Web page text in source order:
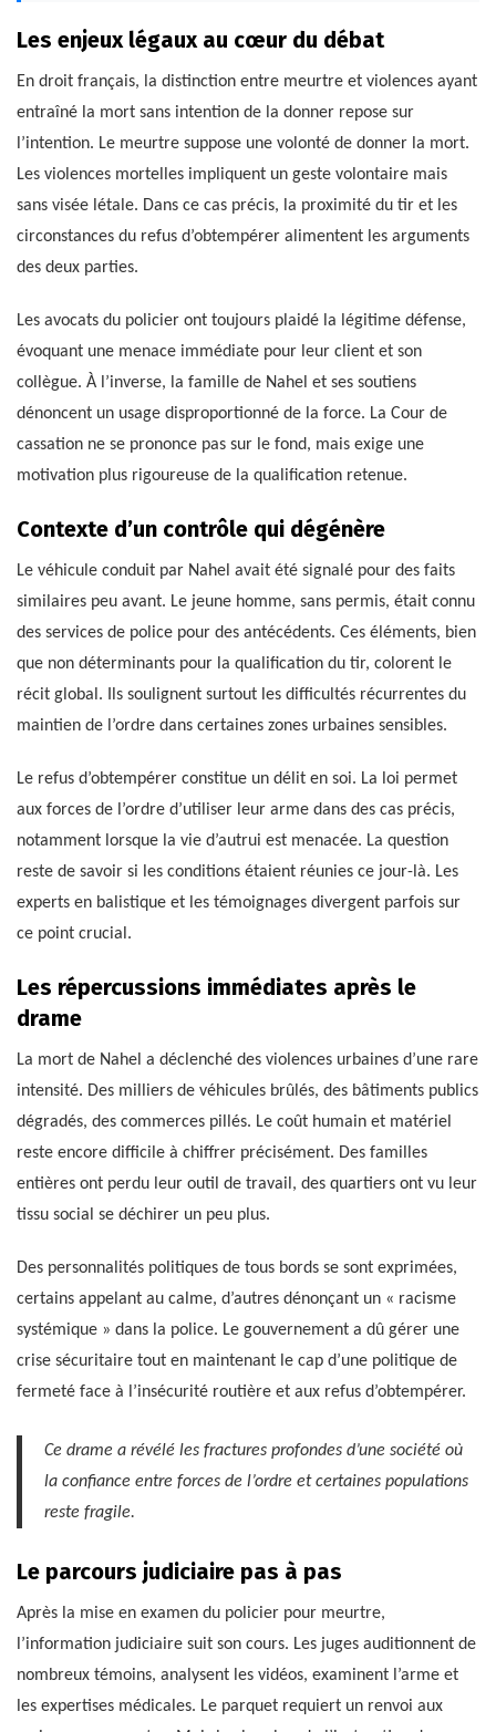
Les enjeux légaux au cœur du débat
En droit français, la distinction entre meurtre et violences ayant
entraîné la mort sans intention de la donner repose sur
l’intention. Le meurtre suppose une volonté de donner la mort.
Les violences mortelles impliquent un geste volontaire mais
sans visée létale. Dans ce cas précis, la proximité du tir et les
circonstances du refus d’obtempérer alimentent les arguments
des deux parties.
Les avocats du policier ont toujours plaidé la légitime défense,
évoquant une menace immédiate pour leur client et son
collègue. À l’inverse, la famille de Nahel et ses soutiens
dénoncent un usage disproportionné de la force. La Cour de
cassation ne se prononce pas sur le fond, mais exige une
motivation plus rigoureuse de la qualification retenue.
Contexte d’un contrôle qui dégénère
Le véhicule conduit par Nahel avait été signalé pour des faits
similaires peu avant. Le jeune homme, sans permis, était connu
des services de police pour des antécédents. Ces éléments, bien
que non déterminants pour la qualification du tir, colorent le
récit global. Ils soulignent surtout les difficultés récurrentes du
maintien de l’ordre dans certaines zones urbaines sensibles.
Le refus d’obtempérer constitue un délit en soi. La loi permet
aux forces de l’ordre d’utiliser leur arme dans des cas précis,
notamment lorsque la vie d’autrui est menacée. La question
reste de savoir si les conditions étaient réunies ce jour-là. Les
experts en balistique et les témoignages divergent parfois sur
ce point crucial.
Les répercussions immédiates après le
drame
La mort de Nahel a déclenché des violences urbaines d’une rare
intensité. Des milliers de véhicules brûlés, des bâtiments publics
dégradés, des commerces pillés. Le coût humain et matériel
reste encore difficile à chiffrer précisément. Des familles
entières ont perdu leur outil de travail, des quartiers ont vu leur
tissu social se déchirer un peu plus.
Des personnalités politiques de tous bords se sont exprimées,
certains appelant au calme, d’autres dénonçant un « racisme
systémique » dans la police. Le gouvernement a dû gérer une
crise sécuritaire tout en maintenant le cap d’une politique de
fermeté face à l’insécurité routière et aux refus d’obtempérer.
Ce drame a révélé les fractures profondes d’une société où
la confiance entre forces de l’ordre et certaines populations
reste fragile.
Le parcours judiciaire pas à pas
Après la mise en examen du policier pour meurtre,
l’information judiciaire suit son cours. Les juges auditionnent de
nombreux témoins, analysent les vidéos, examinent l’arme et
les expertises médicales. Le parquet requiert un renvoi aux